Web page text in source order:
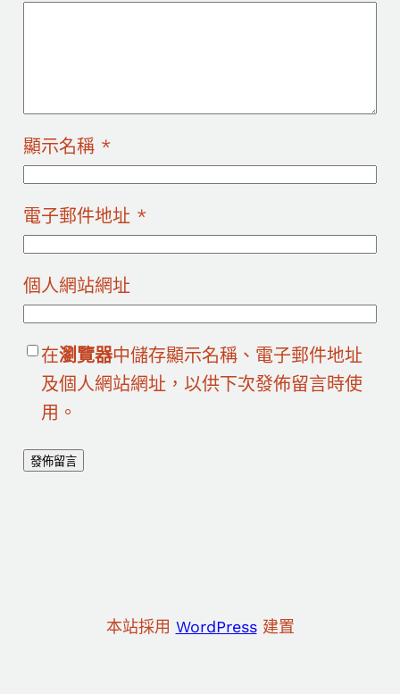
顯示名稱 *
電子郵件地址 *
個人網站網址
在瀏覽器中儲存顯示名稱、電子郵件地址
及個人網站網址，以供下次發佈留言時使
用。
本站採用 WordPress建置